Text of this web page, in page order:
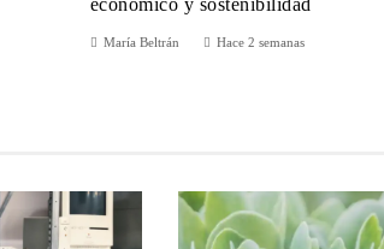
económico y sostenibilidad
María Beltrán Hace 2 semanas